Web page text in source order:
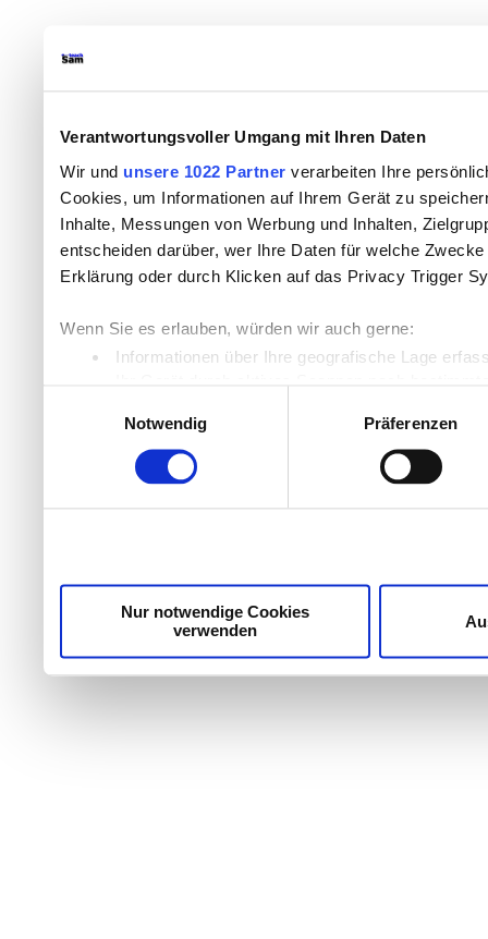
Verantwortungsvoller Umgang mit Ihren Daten
Wir und unsere 1022 Partner verarbeiten Ihre
Cookies, um Informationen auf Ihrem Gerät zu
Inhalte, Messungen von Werbung und Inhalten,
entscheiden darüber, wer Ihre Daten für welche
Erklärung oder durch Klicken auf das Privacy Trigger
Wenn Sie es erlauben, würden wir auch gerne:
Informationen über Ihre geografische Lage
Ihr Gerät durch aktives Scannen nach
Wir verwenden Cookies, um Inhalte und Anzeigen zu
die Zugriffe auf unsere Website zu analysieren.
Dienste gesammelt haben.
Notwendig
Präferenzen
Nur notwendige Cookies
verwenden